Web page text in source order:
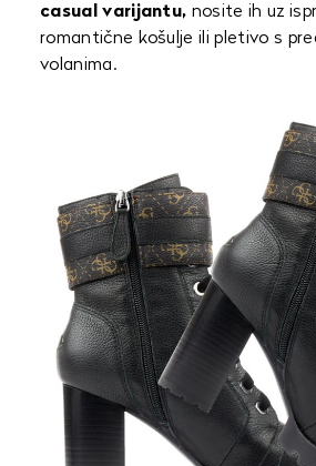
casual varijantu, nosite ih uz
romantične košulje ili pletivo s
volanima.